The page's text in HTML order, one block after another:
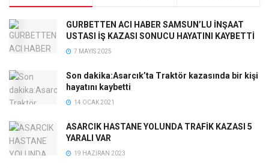
GURBETTEN ACI HABER SAMSUN’LU İNŞAAT
USTASI İŞ KAZASI SONUCU HAYATINI KAYBETTİ
7 MAYIS 2025
Son dakika:Asarcık’ta Traktör kazasında bir kişi
hayatını kaybetti
14 OCAK 2021
ASARCIK HASTANE YOLUNDA TRAFİK KAZASI 5
YARALI VAR
19 HAZIRAN 2023